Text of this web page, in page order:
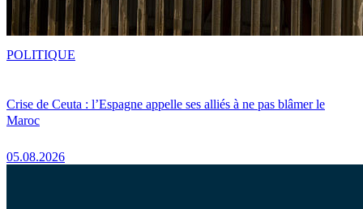
Crise de Ceuta : l’Espagne appelle ses alliés à ne pas blâmer le
Maroc
05.08.2026
POLITIQUE